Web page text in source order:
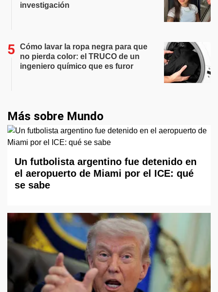
investigación
Cómo lavar la ropa negra para que
no pierda color: el TRUCO de un
ingeniero químico que es furor
Más sobre Mundo
Un futbolista argentino fue detenido en
el aeropuerto de Miami por el ICE: qué
se sabe